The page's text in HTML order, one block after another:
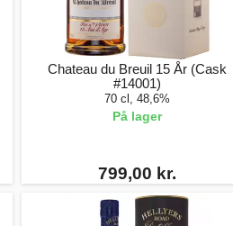
Chateau du Breuil 15 År (Cask
#14001)
70 cl, 48,6%
På lager
799,00 kr.